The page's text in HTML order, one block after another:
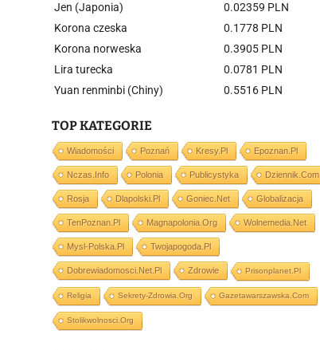
Jen (Japonia)
0.02359 PLN
Korona czeska
0.1778 PLN
Korona norweska
0.3905 PLN
Lira turecka
0.0781 PLN
Yuan renminbi (Chiny)
0.5516 PLN
TOP KATEGORIE
Wiadomości Poznań Kresy.pl Epoznan.pl
Nczas.info Polonia Publicystyka Dziennik.com
Rosja Dlapolski.pl Goniec.net Globalizacja
TenPoznan.pl Magnapolonia.org Wolnemedia.net
Mysl-Polska.pl Twojapogoda.pl
Dobrewiadomosci.net.pl Zdrowie Prisonplanet.pl
Religia Sekrety-Zdrowia.org Gazetawarszawska.com
Stolikwolnosci.org